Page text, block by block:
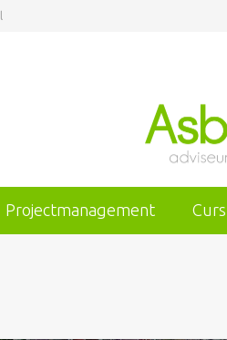
Projectmanagement